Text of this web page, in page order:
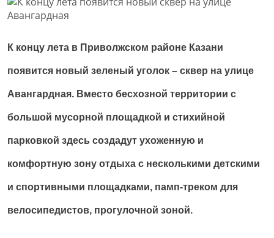
К концу лета в Приволжском районе Казани
появится новый зеленый уголок – сквер на улице
Авангардная. Вместо бесхозной территории с
большой мусорной площадкой и стихийной
парковкой здесь создадут ухоженную и
комфортную зону отдыха с несколькими детскими
и спортивными площадками, памп-треком для
велосипедистов, прогулочной зоной.